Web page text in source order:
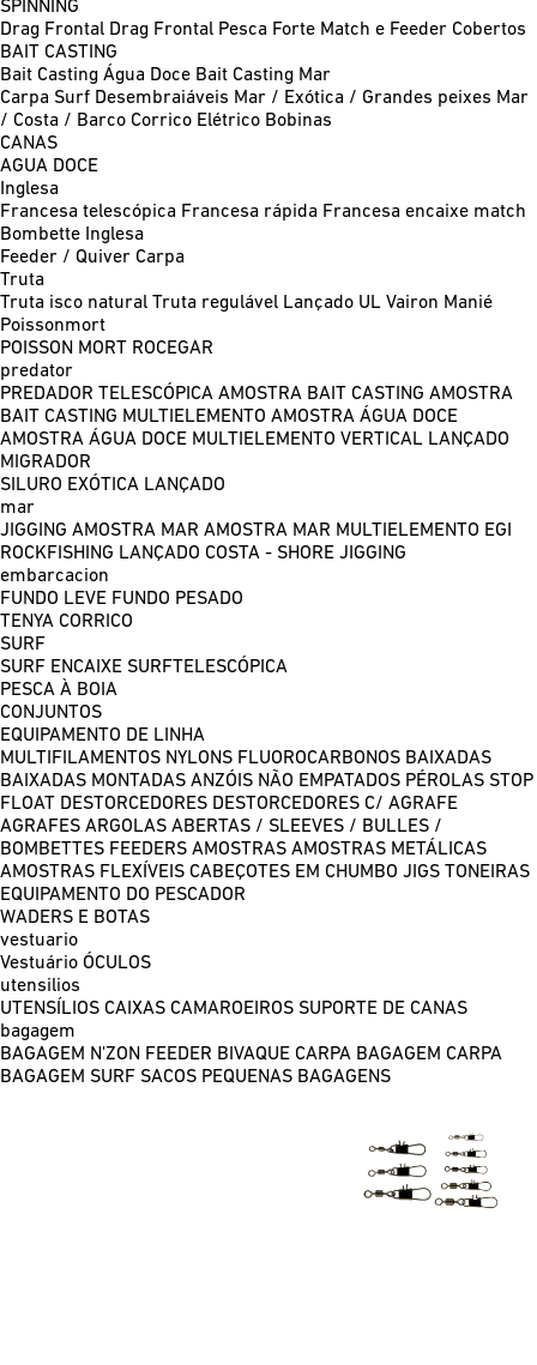
SPINNING
Drag Frontal Drag Frontal Pesca Forte Match e Feeder Cobertos
BAIT CASTING
Bait Casting Água Doce Bait Casting Mar
Carpa Surf Desembraiáveis Mar / Exótica / Grandes peixes Mar
/ Costa / Barco Corrico Elétrico Bobinas
CANAS
AGUA DOCE
Inglesa
Francesa telescópica Francesa rápida Francesa encaixe match
Bombette Inglesa
Feeder / Quiver Carpa
Truta
Truta isco natural Truta regulável Lançado UL Vairon Manié
Poissonmort
POISSON MORT ROCEGAR
predator
PREDADOR TELESCÓPICA AMOSTRA BAIT CASTING AMOSTRA
BAIT CASTING MULTIELEMENTO AMOSTRA ÁGUA DOCE
AMOSTRA ÁGUA DOCE MULTIELEMENTO VERTICAL LANÇADO
MIGRADOR
SILURO EXÓTICA LANÇADO
mar
JIGGING AMOSTRA MAR AMOSTRA MAR MULTIELEMENTO EGI
ROCKFISHING LANÇADO COSTA - SHORE JIGGING
embarcacion
FUNDO LEVE FUNDO PESADO
TENYA CORRICO
SURF
SURF ENCAIXE SURFTELESCÓPICA
PESCA À BOIA
CONJUNTOS
EQUIPAMENTO DE LINHA
MULTIFILAMENTOS NYLONS FLUOROCARBONOS BAIXADAS
BAIXADAS MONTADAS ANZÓIS NÃO EMPATADOS PÉROLAS STOP
FLOAT DESTORCEDORES DESTORCEDORES C/ AGRAFE
AGRAFES ARGOLAS ABERTAS / SLEEVES / BULLES /
BOMBETTES FEEDERS AMOSTRAS AMOSTRAS METÁLICAS
AMOSTRAS FLEXÍVEIS CABEÇOTES EM CHUMBO JIGS TONEIRAS
EQUIPAMENTO DO PESCADOR
WADERS E BOTAS
vestuario
Vestuário ÓCULOS
utensilios
UTENSÍLIOS CAIXAS CAMAROEIROS SUPORTE DE CANAS
bagagem
BAGAGEM N'ZON FEEDER BIVAQUE CARPA BAGAGEM CARPA
BAGAGEM SURF SACOS PEQUENAS BAGAGENS